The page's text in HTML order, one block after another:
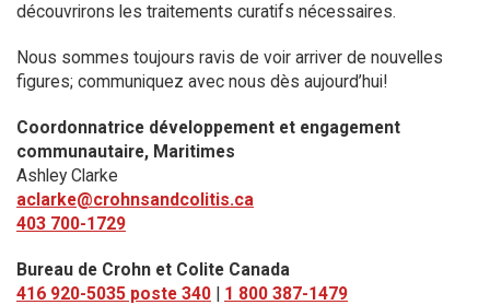
découvrirons les traitements curatifs nécessaires.
Nous sommes toujours ravis de voir arriver de nouvelles
figures; communiquez avec nous dès aujourd’hui!
Coordonnatrice développement et engagement
communautaire, Maritimes
Ashley Clarke
aclarke@crohnsandcolitis.ca
403 700-1729
Bureau de Crohn et Colite Canada
416 920-5035 poste 340 | 1 800 387-1479